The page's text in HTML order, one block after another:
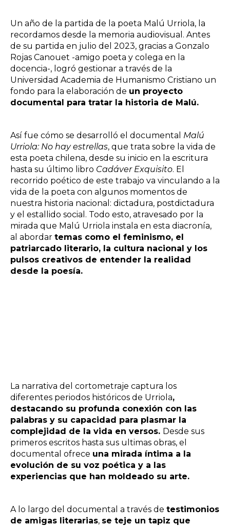
Un año de la partida de la poeta Malú Urriola, la
recordamos desde la memoria audiovisual. Antes
de su partida en julio del 2023, gracias a Gonzalo
Rojas Canouet -amigo poeta y colega en la
docencia-, logró gestionar a través de la
Universidad Academia de Humanismo Cristiano un
fondo para la elaboración de un proyecto
documental para tratar la historia de Malú.
Así fue cómo se desarrolló el documental Malú
Urriola: No hay estrellas, que trata sobre la vida de
esta poeta chilena, desde su inicio en la escritura
hasta su último libro Cadáver Exquisito. El
recorrido poético de este trabajo va vinculando a la
vida de la poeta con algunos momentos de
nuestra historia nacional: dictadura, postdictadura
y el estallido social. Todo esto, atravesado por la
mirada que Malú Urriola instala en esta diacronía,
al abordar temas como el feminismo, el
patriarcado literario, la cultura nacional y los
pulsos creativos de entender la realidad
desde la poesía.
La narrativa del cortometraje captura los
diferentes periodos históricos de Urriola,
destacando su profunda conexión con las
palabras y su capacidad para plasmar la
complejidad de la vida en versos. Desde sus
primeros escritos hasta sus ultimas obras, el
documental ofrece una mirada íntima a la
evolución de su voz poética y a las
experiencias que han moldeado su arte.
A lo largo del documental a través de testimonios
de amigas literarias, se teje un tapiz que